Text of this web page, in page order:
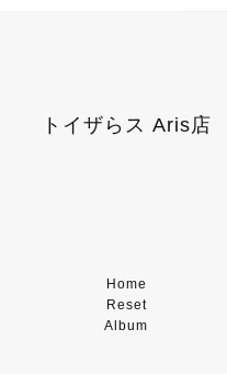
トイザらス Aris店
Home
Reset
Album